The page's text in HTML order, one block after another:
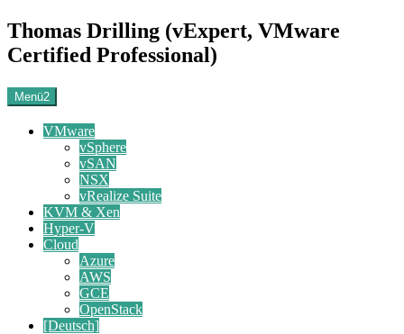
Thomas Drilling (vExpert, VMware
Certified Professional)
Menü2
VMware
vSphere
vSAN
NSX
vRealize Suite
KVM & Xen
Hyper-V
Cloud
Azure
AWS
GCE
OpenStack
[Deutsch]